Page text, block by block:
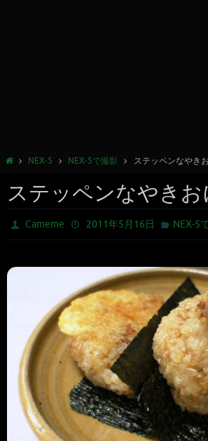
NEX-5 NEX-5で撮影 ステッペンなやき
ステッペンなやきお
Cameme 2011年5月16日 NEX-5